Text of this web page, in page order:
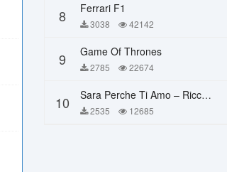
8 Ferrari F1
3038 42142
9 Game Of Thrones
2785 22674
10 Sara Perche Ti Amo – Ricchi E Poveri
2535 12685